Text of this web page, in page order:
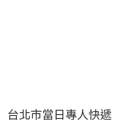
台北市當日專人快遞